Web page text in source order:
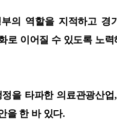
의 역할을 지적하고
이어질 수 있도록 노
을 타파한 의료관광산
을 한 바 있다.